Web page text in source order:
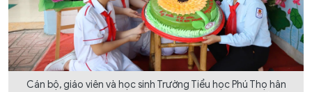
Cán bộ, giáo viên và học sinh Trường Tiểu học Phú Thọ hân